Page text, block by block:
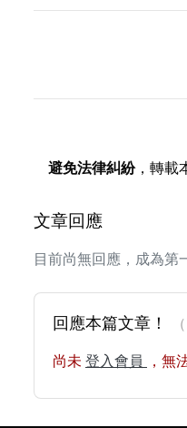
避免法律糾紛，轉載
文章回應
目前尚無回應，成為第
回應本篇文章！
尚未 登入會員 ，無